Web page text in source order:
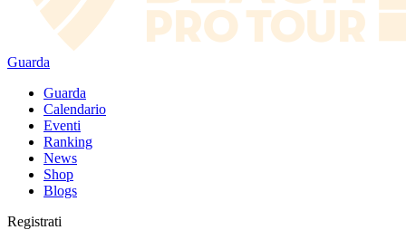
Guarda
Guarda
Calendario
Eventi
Ranking
News
Shop
Blogs
Registrati